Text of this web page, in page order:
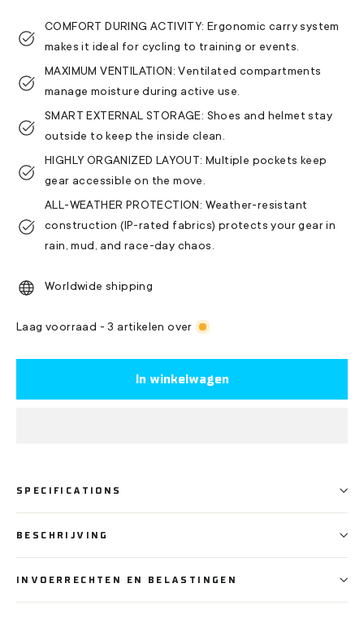
COMFORT DURING ACTIVITY: Ergonomic carry system
makes it ideal for cycling to training or events.
MAXIMUM VENTILATION: Ventilated compartments
manage moisture during active use.
SMART EXTERNAL STORAGE: Shoes and helmet stay
outside to keep the inside clean.
HIGHLY ORGANIZED LAYOUT: Multiple pockets keep
gear accessible on the move.
ALL-WEATHER PROTECTION: Weather-resistant
construction (IP-rated fabrics) protects your gear in
rain, mud, and race-day chaos.
Worldwide shipping
Laag voorraad - 3 artikelen over
In winkelwagen
SPECIFICATIONS
BESCHRIJVING
INVOERRECHTEN EN BELASTINGEN